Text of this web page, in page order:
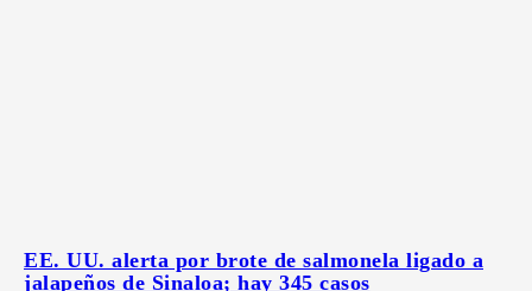
EE. UU. alerta por brote de salmonela ligado a
jalapeños de Sinaloa; hay 345 casos